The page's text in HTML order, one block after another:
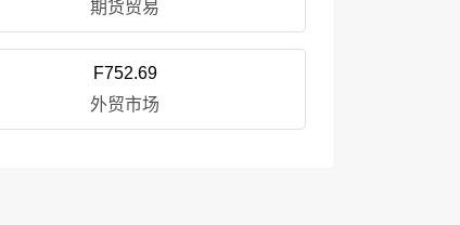
期货贸易
F752.69
外贸市场